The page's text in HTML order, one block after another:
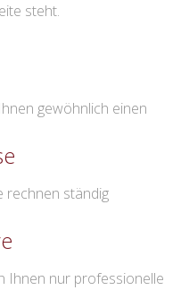
steht.
gewöhnlich einen
rechnen ständig
Ihnen nur professionelle